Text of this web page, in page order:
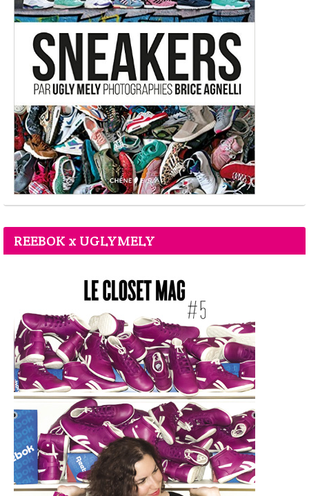
REEBOK x UGLYMELY